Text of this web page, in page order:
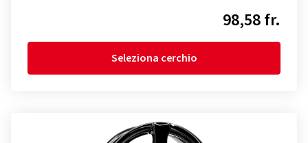
98,58 fr.
Seleziona cerchio